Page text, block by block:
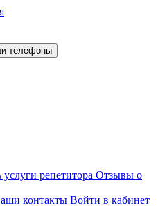
телефоны
услуги репетитора Отзывы о
контакты Войти в кабинет